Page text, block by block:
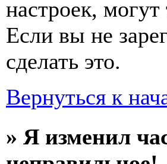
настроек, могут
Если вы не
сделать это.
Вернуться к
» Я изменил